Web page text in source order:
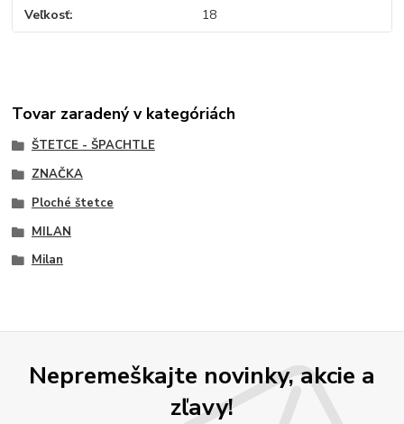
Veľkosť 18
Tovar zaradený v kategóriách
ŠTETCE - ŠPACHTLE
ZNAČKA
Ploché štetce
MILAN
Milan
Nepremeškajte novinky, akcie a
zľavy!